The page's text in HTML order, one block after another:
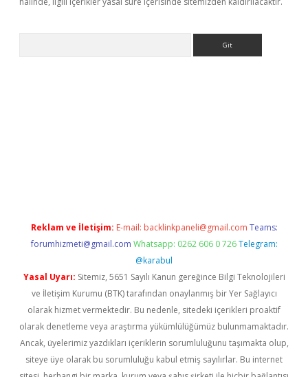
Reklam ve İletişim: E-mail: backlinkpaneli@gmail.com Teams:
forumhizmeti@gmail.com Whatsapp: 0262 606 0 726 Telegram:
@karabul
Yasal Uyarı: Sitemiz, 5651 Sayılı Kanun gereğince Bilgi Teknolojileri
ve İletişim Kurumu (BTK) tarafından onaylanmış bir Yer Sağlayıcı
olarak hizmet vermektedir. Bu nedenle, sitedeki içerikleri proaktif
olarak denetleme veya araştırma yükümlülüğümüz bulunmamaktadır.
Ancak, üyelerimiz yazdıkları içeriklerin sorumluluğunu taşımakta olup,
siteye üye olarak bu sorumluluğu kabul etmiş sayılırlar. Bu internet